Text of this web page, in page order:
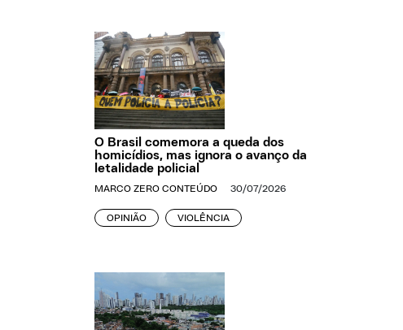
O Brasil comemora a queda dos
homicídios, mas ignora o avanço da
letalidade policial
MARCO ZERO CONTEÚDO 30/07/2026
OPINIÃO VIOLÊNCIA